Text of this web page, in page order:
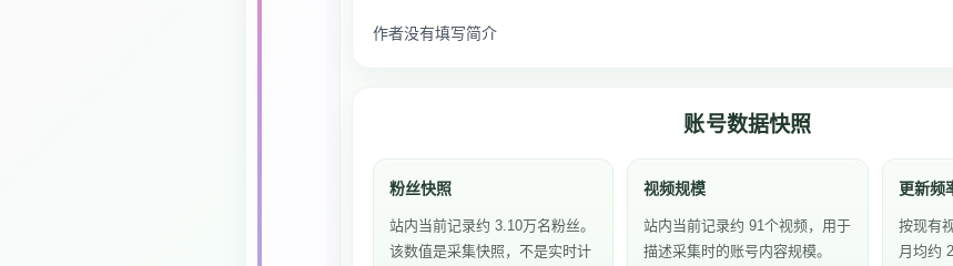
作者没有填写简介
账号数据快照
粉丝快照
站内当前记录约 3.10万名粉丝。
该数值是采集快照，不是实时计
视频规模
站内当前记录约 91个视频，用于
描述采集时的账号内容规模。
更新频
按现有
月均约